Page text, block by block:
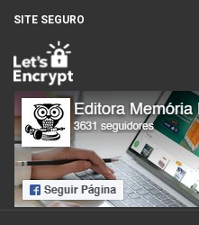
SITE SEGURO